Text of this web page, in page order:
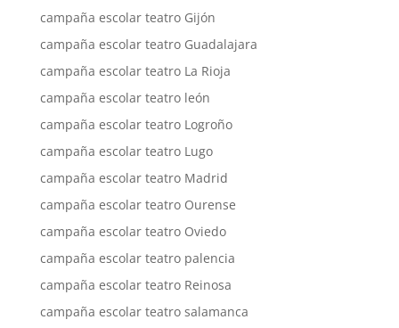
campaña escolar teatro Gijón
campaña escolar teatro Guadalajara
campaña escolar teatro La Rioja
campaña escolar teatro león
campaña escolar teatro Logroño
campaña escolar teatro Lugo
campaña escolar teatro Madrid
campaña escolar teatro Ourense
campaña escolar teatro Oviedo
campaña escolar teatro palencia
campaña escolar teatro Reinosa
campaña escolar teatro salamanca